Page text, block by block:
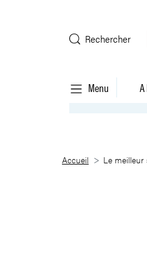
Rechercher
Menu
Le meilleur
Accueil Le